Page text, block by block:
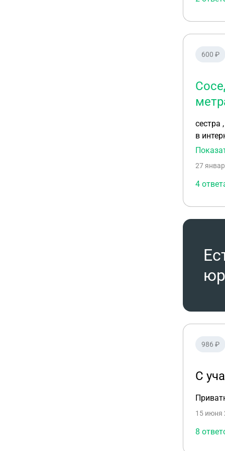
оформлены
600 ₽
сестра
в
27
4
986 ₽
С
15 июня
8